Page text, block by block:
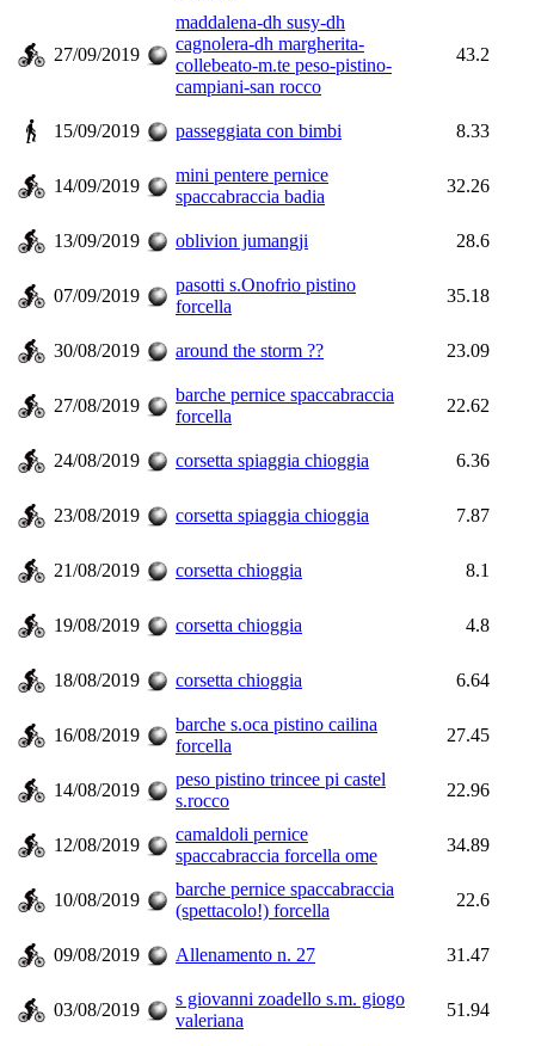
27/09/2019
maddalena-dh susy-dh
cagnolera-dh margherita-
collebeato-m.te peso-pistino-
campiani-san rocco
43.2
15/09/2019 passeggiata con bimbi 8.33
14/09/2019
mini pentere pernice
spaccabraccia badia
32.26
13/09/2019 oblivion jumangji 28.6
07/09/2019
pasotti s.Onofrio pistino
forcella
35.18
30/08/2019 around the storm ?? 23.09
27/08/2019
barche pernice spaccabraccia
forcella
22.62
24/08/2019 corsetta spiaggia chioggia 6.36
23/08/2019 corsetta spiaggia chioggia 7.87
21/08/2019 corsetta chioggia 8.1
19/08/2019 corsetta chioggia 4.8
18/08/2019 corsetta chioggia 6.64
16/08/2019
barche s.oca pistino cailina
forcella
27.45
14/08/2019
peso pistino trincee pi castel
s.rocco
22.96
12/08/2019
camaldoli pernice
spaccabraccia forcella ome
34.89
10/08/2019
barche pernice spaccabraccia
(spettacolo!) forcella
22.6
09/08/2019 Allenamento n. 27 31.47
03/08/2019
s giovanni zoadello s.m. giogo
valeriana
51.94